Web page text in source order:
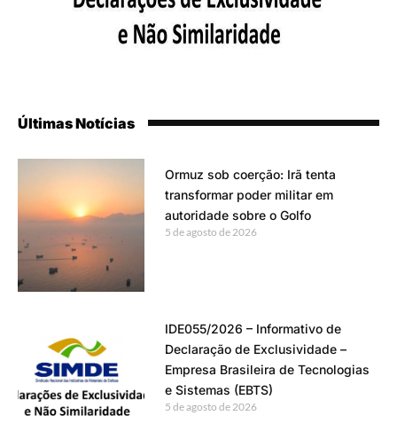
Últimas Notícias
Ormuz sob coerção: Irã tenta
transformar poder militar em
autoridade sobre o Golfo
5 de agosto de 2026
IDE055/2026 – Informativo de
Declaração de Exclusividade –
Empresa Brasileira de Tecnologias
e Sistemas (EBTS)
5 de agosto de 2026